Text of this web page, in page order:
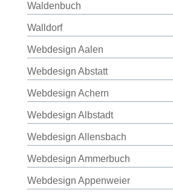
Waldenbuch
Walldorf
Webdesign Aalen
Webdesign Abstatt
Webdesign Achern
Webdesign Albstadt
Webdesign Allensbach
Webdesign Ammerbuch
Webdesign Appenweier